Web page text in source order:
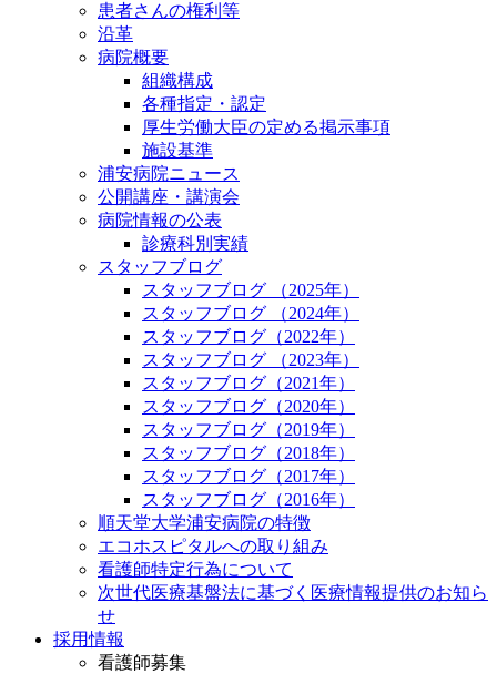
患者さんの権利等
沿革
病院概要
組織構成
各種指定・認定
厚生労働大臣の定める掲示事項
施設基準
浦安病院ニュース
公開講座・講演会
病院情報の公表
診療科別実績
スタッフブログ
スタッフブログ （2025年）
スタッフブログ （2024年）
スタッフブログ（2022年）
スタッフブログ （2023年）
スタッフブログ（2021年）
スタッフブログ（2020年）
スタッフブログ（2019年）
スタッフブログ（2018年）
スタッフブログ（2017年）
スタッフブログ（2016年）
順天堂大学浦安病院の特徴
エコホスピタルへの取り組み
看護師特定行為について
次世代医療基盤法に基づく医療情報提供のお知ら
せ
採用情報
看護師募集